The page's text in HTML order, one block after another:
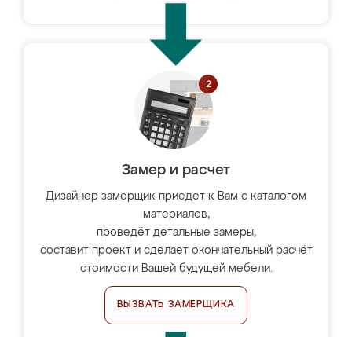
Замер и расчет
Дизайнер-замерщик приедет к Вам с каталогом
материалов,
проведёт детальные замеры,
составит проект и сделает окончательный расчёт
стоимости Вашей будущей мебели.
ВЫЗВАТЬ ЗАМЕРЩИКА